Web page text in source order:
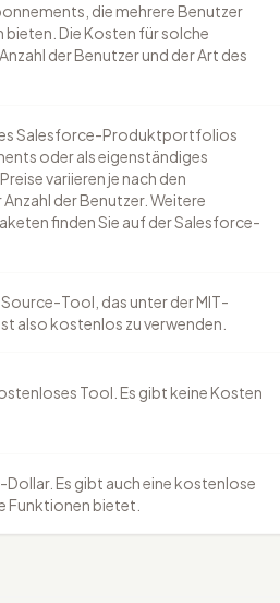
die mehrere Benutzer
Die Kosten für solche
der Benutzer und der Art des
Salesforce-Produktportfolios
oder als eigenständiges
variieren je nach den
der Benutzer. Weitere
finden Sie auf der Salesforce-
Tool, das unter der MIT-
also kostenlos zu verwenden.
Tool. Es gibt keine Kosten
Es gibt auch eine kostenlose
Funktionen bietet.